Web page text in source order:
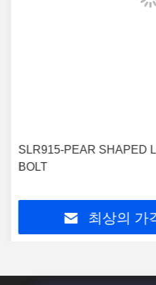
SLR915-PEAR SHAPED
BOLT
최상의 가